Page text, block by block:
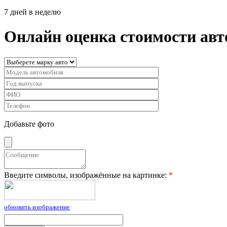
7 дней в неделю
Онлайн оценка стоимости
Добавьте фото
Введите символы, изображённые на картинке: *
обновить изображение